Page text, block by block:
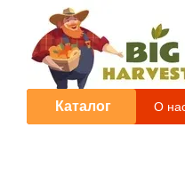
Перейти к основному
Каталог О